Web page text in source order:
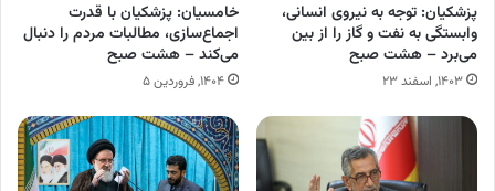
پزشکیان: توجه به نیروی انسانی،
وابستگی به نفت و گاز را از بین
می‌برد – هشت صبح
۱۴۰۳, اسفند ۲۳
خامسیان: پزشکیان با قدرت
اجماع‌سازی، مطالبات مردم را دنبال
می‌کند – هشت صبح
۱۴۰۴, فروردین ۵